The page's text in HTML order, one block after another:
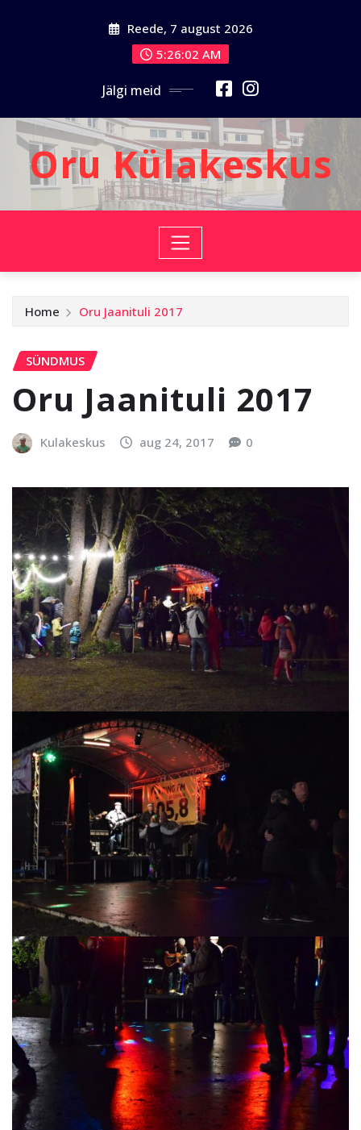
Reede, 7 august 2026
5:26:05 AM
Jälgi meid
Oru Külakeskus
Home Oru Jaanituli 2017
SÜNDMUS
Oru Jaanituli 2017
Kulakeskus aug 24, 2017 0